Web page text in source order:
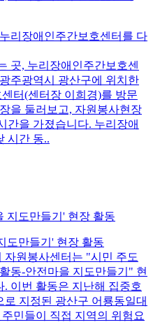
리장애인주간보호센터를 다
곳, 누리장애인주간보호센
주광역시 광산구에 위치한
터(센터장 이희경)를 방문
을 둘러보고, 자원봉사현장
간을 가졌습니다. 누리장애
시간 동..
도만들기' 현장 활동
자원봉사센터는 "시민 주도
동-안전마을 지도만들기" 현
이번 활동은 지난해 집중호
지정된 광산구 어룡동일대
민들이 직접 지역의 위험요